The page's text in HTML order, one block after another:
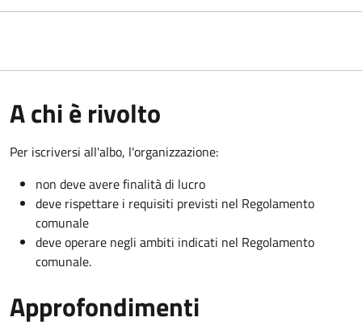
A chi è rivolto
Per iscriversi all'albo, l'organizzazione:
non deve avere finalità di lucro
deve rispettare i requisiti previsti nel Regolamento
comunale
deve operare negli ambiti indicati nel Regolamento
comunale.
Approfondimenti